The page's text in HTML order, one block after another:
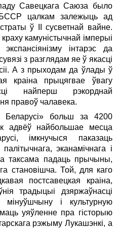
Савецкага Саюза было
цалкам залежыць ад
ў ІІ сусветнай вайне.
камунiстычнай iмперыi
iнтарэс да
з разглядам яе ў якасцi
А з прыходам да ўлады ў
краiна прыцягвае ўвагу
найперш рэкорднай
правоў чалавека.
Беларусi» больш за 4200
адвёў найбольшае месца
iмкнучыся паказаць
эканамiчнага i
таксама падаць прычыны,
становішча. Той, для каго
постсавецкая краiна,
традыцыi дзяржаўнасцi
мiнуўшчыну i культурную
уяўленне пра гiсторыю
рэжыму Лукашэнкi, а